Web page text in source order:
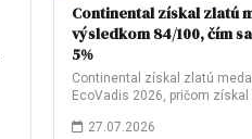
Continental získal zlatú
výsledkom 84/100, čím
5%
Continental získal zlatú
EcoVadis 2026, pričom
27.07.2026